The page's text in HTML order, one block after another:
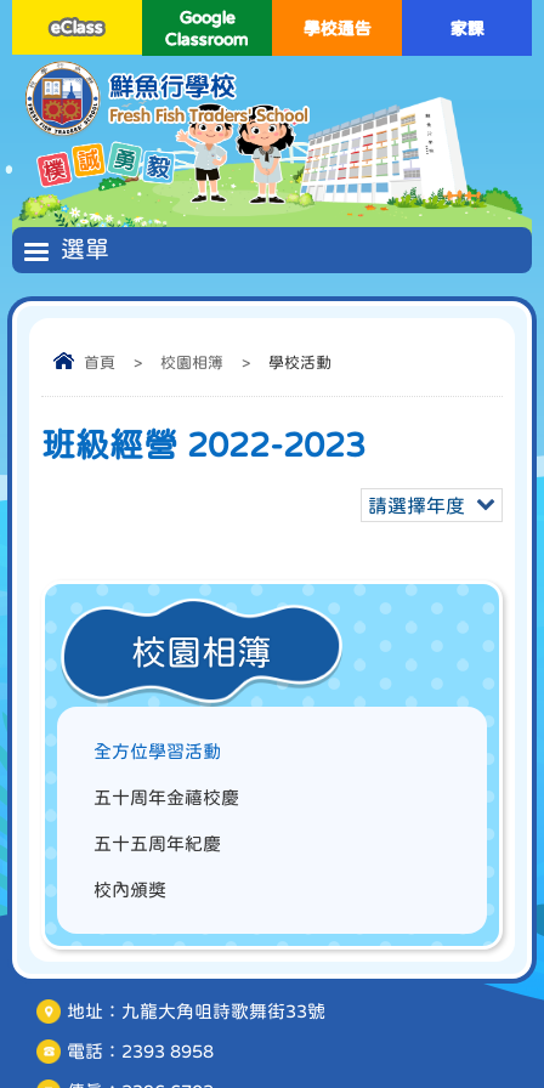
eClass
Google
Classroom
學校通告 家課
首頁 > 校園相簿 > 學校活動
班級經營 2022-2023
請選擇年度
校園相簿
全方位學習活動
五十周年金禧校慶
五十五周年紀慶
校內頒獎
地址：九龍大角咀詩歌舞街33號
電話：2393 8958